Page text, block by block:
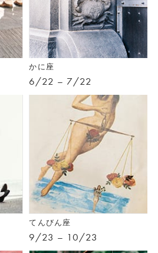
かに座
6/22 – 7/22
てんびん座
9/23 – 10/23